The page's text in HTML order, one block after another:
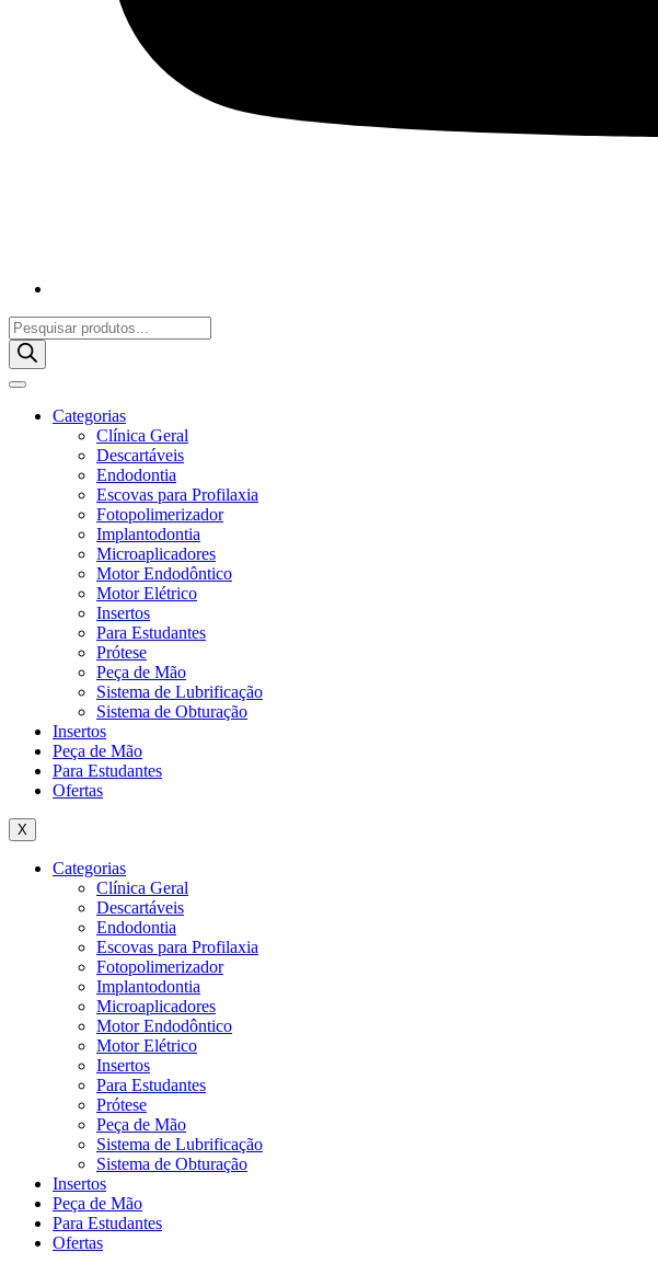
Pesquisar
produtos
Categorias
Clínica Geral
Descartáveis
Endodontia
Escovas para Profilaxia
Fotopolimerizador
Implantodontia
Microaplicadores
Motor Endodôntico
Motor Elétrico
Insertos
Para Estudantes
Prótese
Peça de Mão
Sistema de Lubrificação
Sistema de Obturação
Insertos
Peça de Mão
Para Estudantes
Ofertas
X
Categorias
Clínica Geral
Descartáveis
Endodontia
Escovas para Profilaxia
Fotopolimerizador
Implantodontia
Microaplicadores
Motor Endodôntico
Motor Elétrico
Insertos
Para Estudantes
Prótese
Peça de Mão
Sistema de Lubrificação
Sistema de Obturação
Insertos
Peça de Mão
Para Estudantes
Ofertas